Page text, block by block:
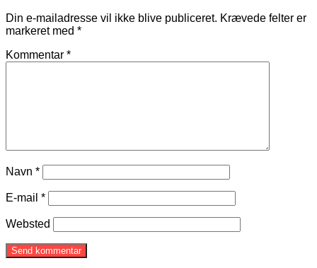
Din e-mailadresse vil ikke blive publiceret. Krævede felter er
markeret med *
Kommentar *
Navn *
E-mail *
Websted